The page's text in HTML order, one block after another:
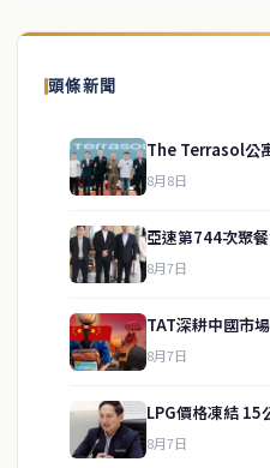
頭條新聞
The Terrasol公
8月8日
亞速第744次聚
8月7日
TAT深耕中國市
8月7日
LPG價格凍結 15
8月7日
service@thaichinesenews.com